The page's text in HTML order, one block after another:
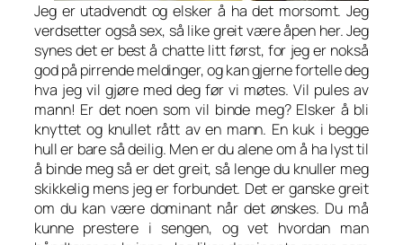
Jeg er utadvendt og elsker å ha det morsomt. Jeg
verdsetter også sex, så like greit være åpen her. Jeg
synes det er best å chatte litt først, for jeg er nokså
god på pirrende meldinger, og kan gjerne fortelle deg
hva jeg vil gjøre med deg før vi møtes. Vil pules av
mann! Er det noen som vil binde meg? Elsker å bli
knyttet og knullet rått av en mann. En kuk i begge
hull er bare så deilig. Men er du alene om å ha lyst til
å binde meg så er det greit, så lenge du knuller meg
skikkelig mens jeg er forbundet. Det er ganske greit
om du kan være dominant når det ønskes. Du må
kunne prestere i sengen, og vet hvordan man